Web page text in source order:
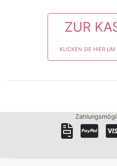
ZUR
KLICKEN SIE HIER UM